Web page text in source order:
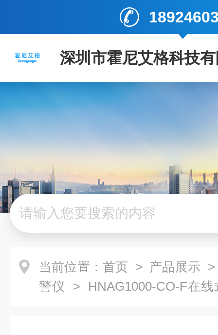
深圳市霍尼艾格科技
当前位置： 首页 > 产品展示
警仪 > HNAG1000-CO-F在